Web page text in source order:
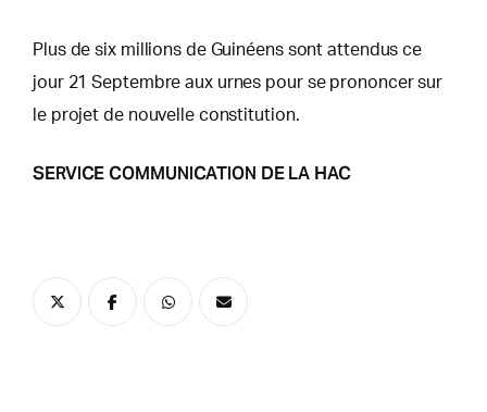
Plus de six millions de Guinéens sont attendus ce
jour 21 Septembre aux urnes pour se prononcer sur
le projet de nouvelle constitution.
SERVICE COMMUNICATION DE LA HAC